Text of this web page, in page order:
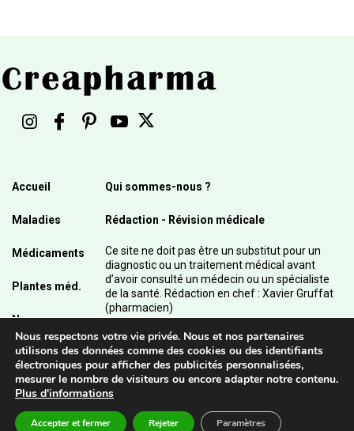
Accueil
Maladies
Médicaments
Plantes méd.
News
Qui sommes-nous ?
Rédaction - Révision médicale
Ce site ne doit pas être un substitut pour un
diagnostic ou un traitement médical avant
d’avoir consulté un médecin ou un spécialiste
de la santé. Rédaction en chef : Xavier Gruffat
(pharmacien)
© 2003 - 2026 Pharmanetis Sàrl – Tous droits
réservés / Crédits photos : Adobe Stock et
Pharmanetis Sàrl
Nous respectons votre vie privée. Nous et nos partenaires
utilisons des données comme des cookies ou des identifiants
électroniques pour afficher des publicités personnalisées,
mesurer le nombre de visiteurs ou encore adapter notre contenu.
Plus d'informations
Accepter et fermer Rejeter Paramètres